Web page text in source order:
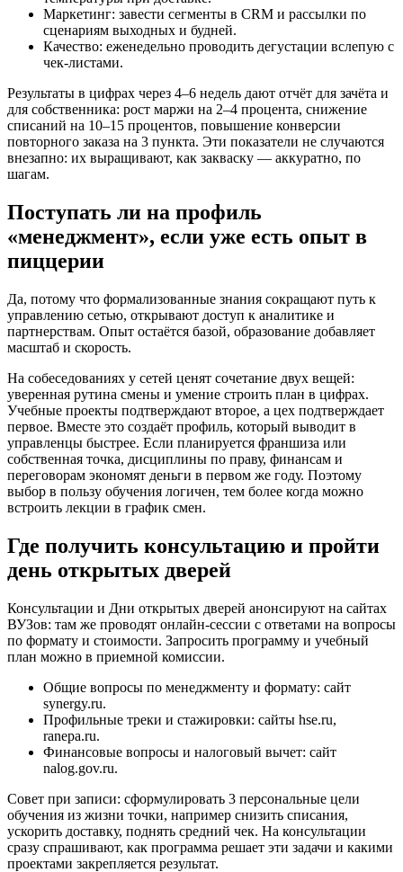
Маркетинг: завести сегменты в CRM и рассылки по
сценариям выходных и будней.
Качество: еженедельно проводить дегустации вслепую с
чек‑листами.
Результаты в цифрах через 4–6 недель дают отчёт для зачёта и
для собственника: рост маржи на 2–4 процента, снижение
списаний на 10–15 процентов, повышение конверсии
повторного заказа на 3 пункта. Эти показатели не случаются
внезапно: их выращивают, как закваску — аккуратно, по
шагам.
Поступать ли на профиль
«менеджмент», если уже есть опыт в
пиццерии
Да, потому что формализованные знания сокращают путь к
управлению сетью, открывают доступ к аналитике и
партнерствам. Опыт остаётся базой, образование добавляет
масштаб и скорость.
На собеседованиях у сетей ценят сочетание двух вещей:
уверенная рутина смены и умение строить план в цифрах.
Учебные проекты подтверждают второе, а цех подтверждает
первое. Вместе это создаёт профиль, который выводит в
управленцы быстрее. Если планируется франшиза или
собственная точка, дисциплины по праву, финансам и
переговорам экономят деньги в первом же году. Поэтому
выбор в пользу обучения логичен, тем более когда можно
встроить лекции в график смен.
Где получить консультацию и пройти
день открытых дверей
Консультации и Дни открытых дверей анонсируют на сайтах
ВУЗов: там же проводят онлайн‑сессии с ответами на вопросы
по формату и стоимости. Запросить программу и учебный
план можно в приемной комиссии.
Общие вопросы по менеджменту и формату: сайт
synergy.ru.
Профильные треки и стажировки: сайты hse.ru,
ranepa.ru.
Финансовые вопросы и налоговый вычет: сайт
nalog.gov.ru.
Совет при записи: сформулировать 3 персональные цели
обучения из жизни точки, например снизить списания,
ускорить доставку, поднять средний чек. На консультации
сразу спрашивают, как программа решает эти задачи и какими
проектами закрепляется результат.